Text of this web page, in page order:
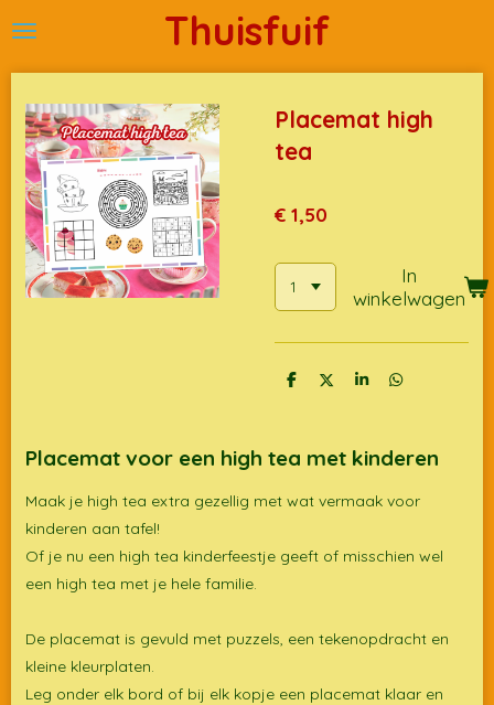
Ga
naar
de
hoofdinhoud
Thuisfuif
Placemat high
tea
€ 1,50
In
winkelwagen
D
D
S
D
Placemat voor een high tea met kinderen
Maak je high tea extra gezellig met wat vermaak voor
kinderen aan tafel!
Of je nu een high tea kinderfeestje geeft of misschien wel
een high tea met je hele familie.
De placemat is gevuld met puzzels, een tekenopdracht en
kleine kleurplaten.
Leg onder elk bord of bij elk kopje een placemat klaar en